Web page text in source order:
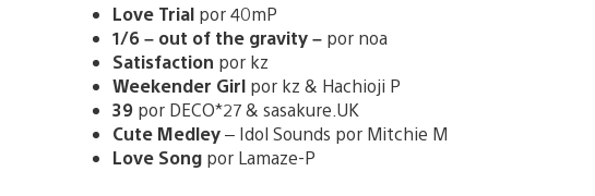
Love Trial por 40mP
1/6 – out of the gravity – por noa
Satisfaction por kz
Weekender Girl por kz & Hachioji P
39 por DECO*27 & sasakure.UK
Cute Medley– Idol Sounds por Mitchie M
Love Song por Lamaze-P